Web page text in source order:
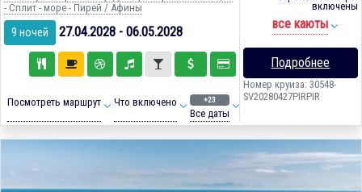
- Сплит - море - Пирей / Афины
9 ночей 27.04.2028 - 06.05.2028
Посмотреть маршрут Что включено +23
Все даты
включены
все каюты
Подробнее
Номер круиза: 30548-
SV20280427PIRPIR